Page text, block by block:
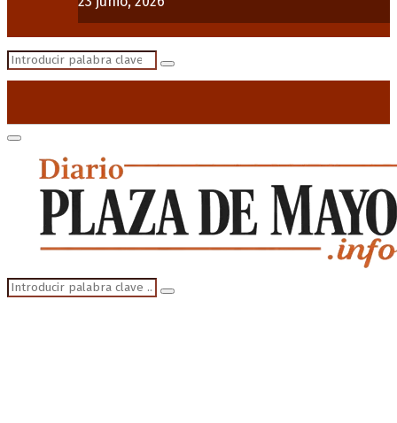
Search
Search
Primary
Menu
Search
for:
Search